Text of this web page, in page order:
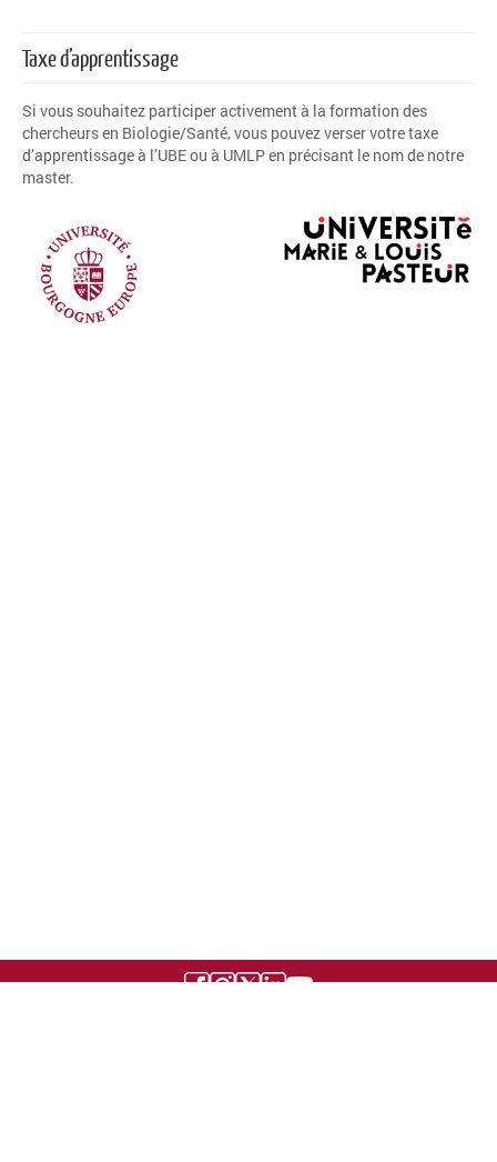
Taxe d’apprentissage
Si vous souhaitez participer activement à la formation des
chercheurs en Biologie/Santé, vous pouvez verser votretaxe
d’apprentissageà l’UBEou à UMLPen précisant le nom de notre
master.